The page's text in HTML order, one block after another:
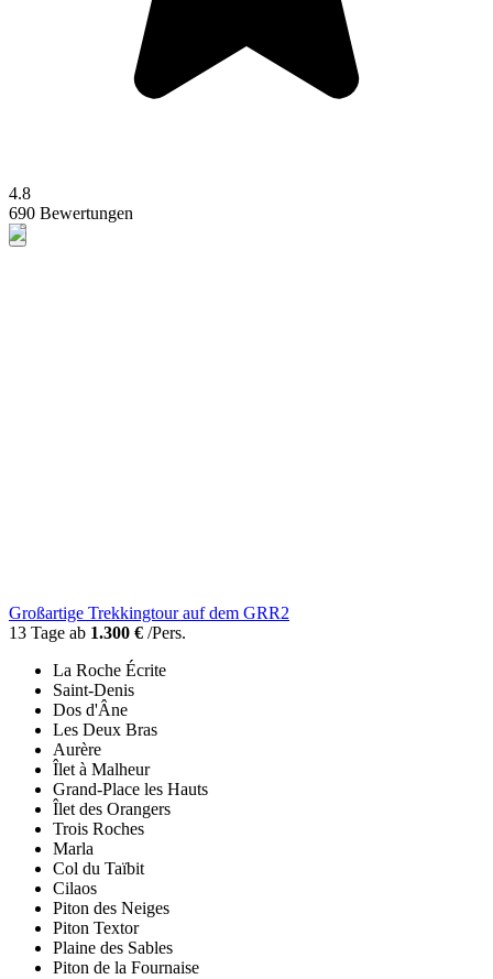
4.8
690 Bewertungen
Großartige Trekkingtour auf dem GRR2
13 Tage ab 1.300 € /Pers.
La Roche Écrite
Saint-Denis
Dos d'Âne
Les Deux Bras
Aurère
Îlet à Malheur
Grand-Place les Hauts
Îlet des Orangers
Trois Roches
Marla
Col du Taïbit
Cilaos
Piton des Neiges
Piton Textor
Plaine des Sables
Piton de la Fournaise